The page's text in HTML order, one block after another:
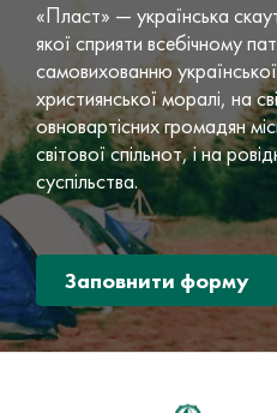
«Пласт» — українська
якої сприяти всебічному
самовихованню
християнської моралі, на
овновартісних громадян
світової спільнот, і на
суспільства.
Заповнити форму